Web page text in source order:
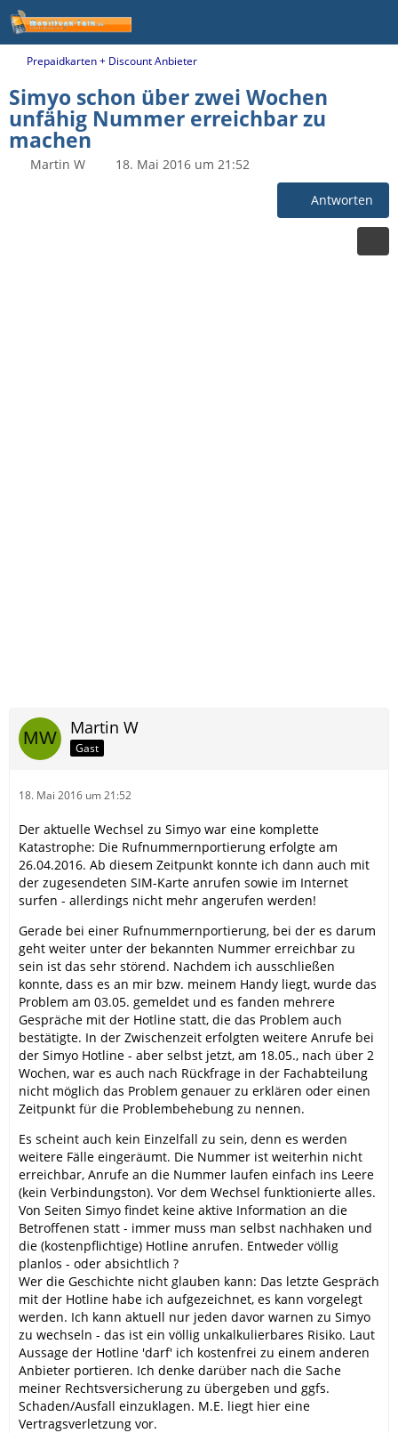
Prepaidkarten + Discount Anbieter
Simyo schon über zwei Wochen
unfähig Nummer erreichbar zu
machen
Martin W 18. Mai 2016 um 21:52
Antworten
Martin W
Gast
18. Mai 2016 um 21:52
Der aktuelle Wechsel zu Simyo war eine komplette
Katastrophe: Die Rufnummernportierung erfolgte am
26.04.2016. Ab diesem Zeitpunkt konnte ich dann auch mit
der zugesendeten SIM-Karte anrufen sowie im Internet
surfen - allerdings nicht mehr angerufen werden!
Gerade bei einer Rufnummernportierung, bei der es darum
geht weiter unter der bekannten Nummer erreichbar zu
sein ist das sehr störend. Nachdem ich ausschließen
konnte, dass es an mir bzw. meinem Handy liegt, wurde das
Problem am 03.05. gemeldet und es fanden mehrere
Gespräche mit der Hotline statt, die das Problem auch
bestätigte. In der Zwischenzeit erfolgten weitere Anrufe bei
der Simyo Hotline - aber selbst jetzt, am 18.05., nach über 2
Wochen, war es auch nach Rückfrage in der Fachabteilung
nicht möglich das Problem genauer zu erklären oder einen
Zeitpunkt für die Problembehebung zu nennen.
Es scheint auch kein Einzelfall zu sein, denn es werden
weitere Fälle eingeräumt. Die Nummer ist weiterhin nicht
erreichbar, Anrufe an die Nummer laufen einfach ins Leere
(kein Verbindungston). Vor dem Wechsel funktionierte alles.
Von Seiten Simyo findet keine aktive Information an die
Betroffenen statt - immer muss man selbst nachhaken und
die (kostenpflichtige) Hotline anrufen. Entweder völlig
planlos - oder absichtlich ?
Wer die Geschichte nicht glauben kann: Das letzte Gespräch
mit der Hotline habe ich aufgezeichnet, es kann vorgelegt
werden. Ich kann aktuell nur jeden davor warnen zu Simyo
zu wechseln - das ist ein völlig unkalkulierbares Risiko. Laut
Aussage der Hotline 'darf' ich kostenfrei zu einem anderen
Anbieter portieren. Ich denke darüber nach die Sache
meiner Rechtsversicherung zu übergeben und ggfs.
Schaden/Ausfall einzuklagen. M.E. liegt hier eine
Vertragsverletzung vor.